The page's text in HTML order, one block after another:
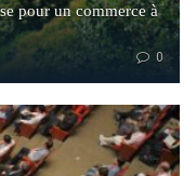
pour un commerce à
0